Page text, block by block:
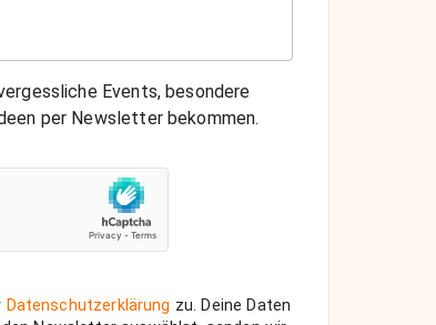
Events, besondere
per Newsletter bekommen.
Datenschutzerklärung zu. Deine Daten